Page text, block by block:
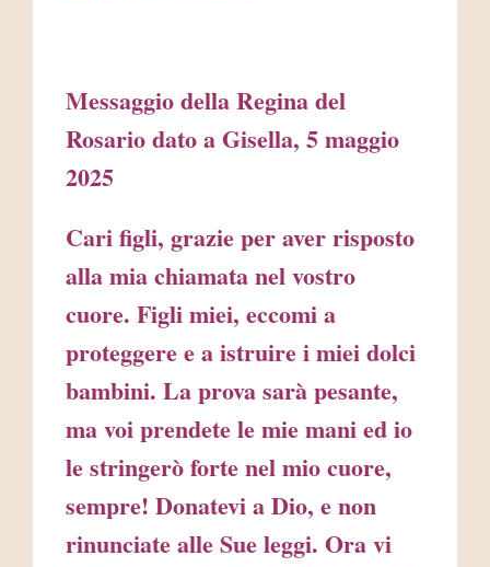
Messaggio della Regina del
Rosario dato a Gisella, 5 maggio
2025
Cari figli, grazie per aver risposto
alla mia chiamata nel vostro
cuore. Figli miei, eccomi a
proteggere e a istruire i miei dolci
bambini. La prova sarà pesante,
ma voi prendete le mie mani ed io
le stringerò forte nel mio cuore,
sempre! Donatevi a Dio, e non
rinunciate alle Sue leggi. Ora vi